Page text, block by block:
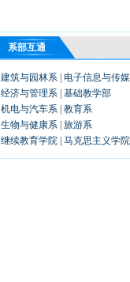
系部互通
建筑与园林系 电子信息与传
经济与管理系 基础教学部
机电与汽车系 教育系
生物与健康系 旅游系
继续教育学院 马克思主义学院